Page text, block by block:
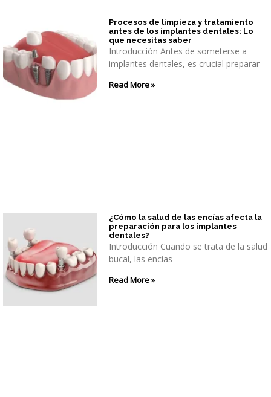
Procesos de limpieza y tratamiento
antes de los implantes dentales: Lo
que necesitas saber
Introducción Antes de someterse a
implantes dentales, es crucial preparar
Read More »
¿Cómo la salud de las encías afecta la
preparación para los implantes
dentales?
Introducción Cuando se trata de la salud
bucal, las encías
Read More »